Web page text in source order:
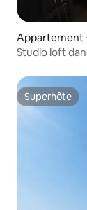
Appartement
Studio loft
Superhôte
Superhôte